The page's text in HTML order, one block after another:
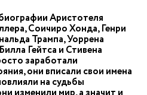
Аристотеля
Соичиро Хонда, Генри
Трампа, Уоррена
Гейтса и Стивена
заработали
они вписали свои имена
на судьбы